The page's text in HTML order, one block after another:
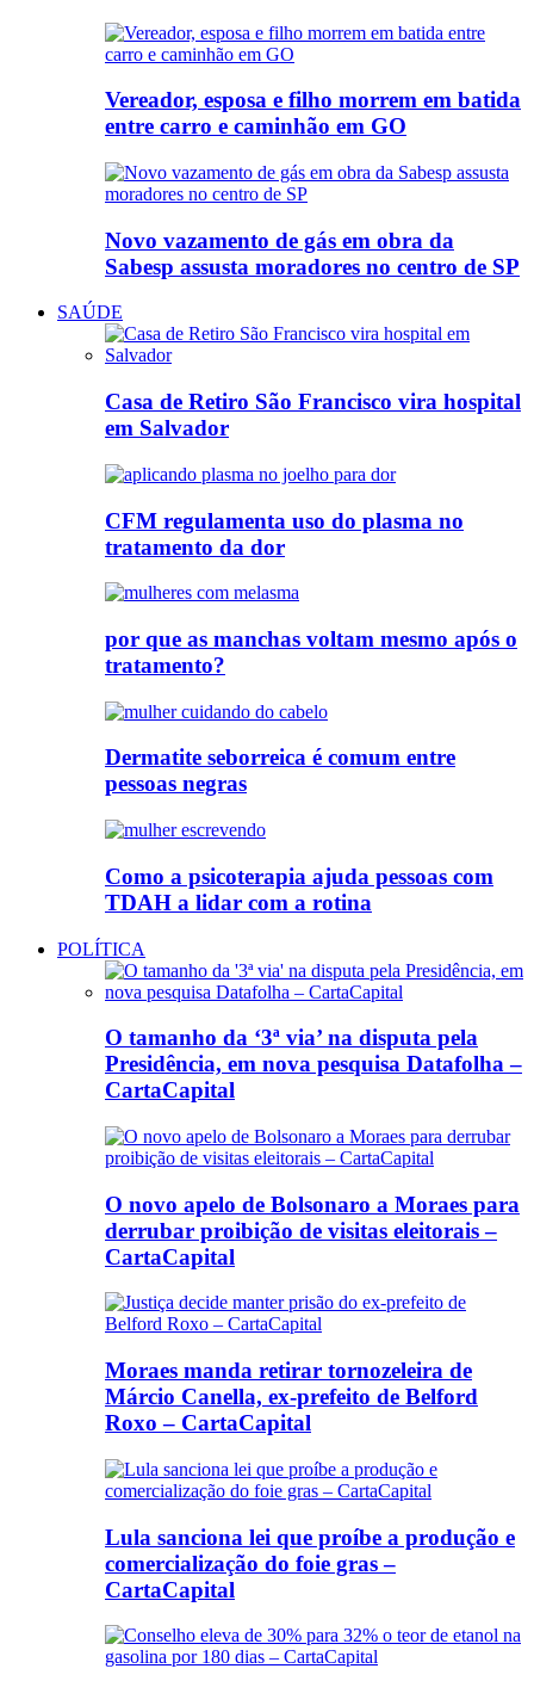
Vereador, esposa e filho morrem em batida
entre carro e caminhão em GO
Novo vazamento de gás em obra da
Sabesp assusta moradores no centro de SP
SAÚDE
Casa de Retiro São Francisco vira hospital
em Salvador
CFM regulamenta uso do plasma no
tratamento da dor
por que as manchas voltam mesmo após o
tratamento?
Dermatite seborreica é comum entre
pessoas negras
Como a psicoterapia ajuda pessoas com
TDAH a lidar com a rotina
POLÍTICA
O tamanho da ‘3ª via’ na disputa pela
Presidência, em nova pesquisa Datafolha –
CartaCapital
O novo apelo de Bolsonaro a Moraes para
derrubar proibição de visitas eleitorais –
CartaCapital
Moraes manda retirar tornozeleira de
Márcio Canella, ex-prefeito de Belford
Roxo – CartaCapital
Lula sanciona lei que proíbe a produção e
comercialização do foie gras –
CartaCapital